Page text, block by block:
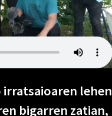
irratsaioaren lehen
bigarren zatian,